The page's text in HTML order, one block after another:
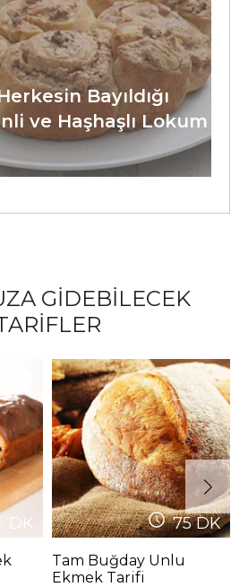
Bayıldığı
ve Haşhaşlı Lokum
GİDEBİLECEK
DK 75DK
Tam Buğday Unlu
Ekmek Tarifi